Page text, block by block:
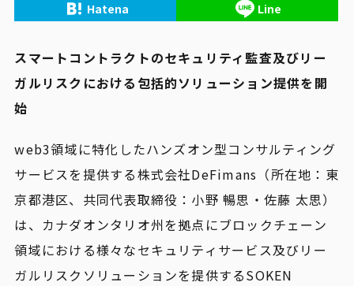
Hatena
Line
スマートコントラクトのセキュリティ監査及びリー
ガルリスクにおける包括的ソリューション提供を開
始
web3領域に特化したハンズオン型コンサルティング
サービスを提供する株式会社DeFimans（所在地：東
京都港区、共同代表取締役：小野 暢思・佐藤 太思）
は、カナダオンタリオ州を拠点にブロックチェーン
領域における様々なセキュリティサービス及びリー
ガルリスクソリューションを提供するSOKEN